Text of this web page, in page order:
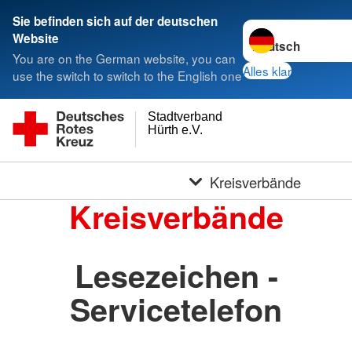
Sie befinden sich auf der deutschen
Website
You are on the German website, you can
use the switch to switch to the English one
Sprache wechseln
Alles klar
Hürth e.V.
Stadtverband
Kreisverbände
Kreisverbände
Lesezeichen -
Servicetelefon